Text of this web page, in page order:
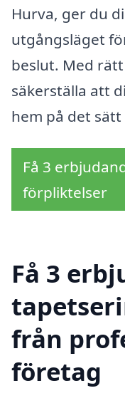
Hurva, ger du
utgångsläget
beslut. Med
säkerställa att
hem på det sätt
Få 3
förpliktelser
Få 3
från
företag